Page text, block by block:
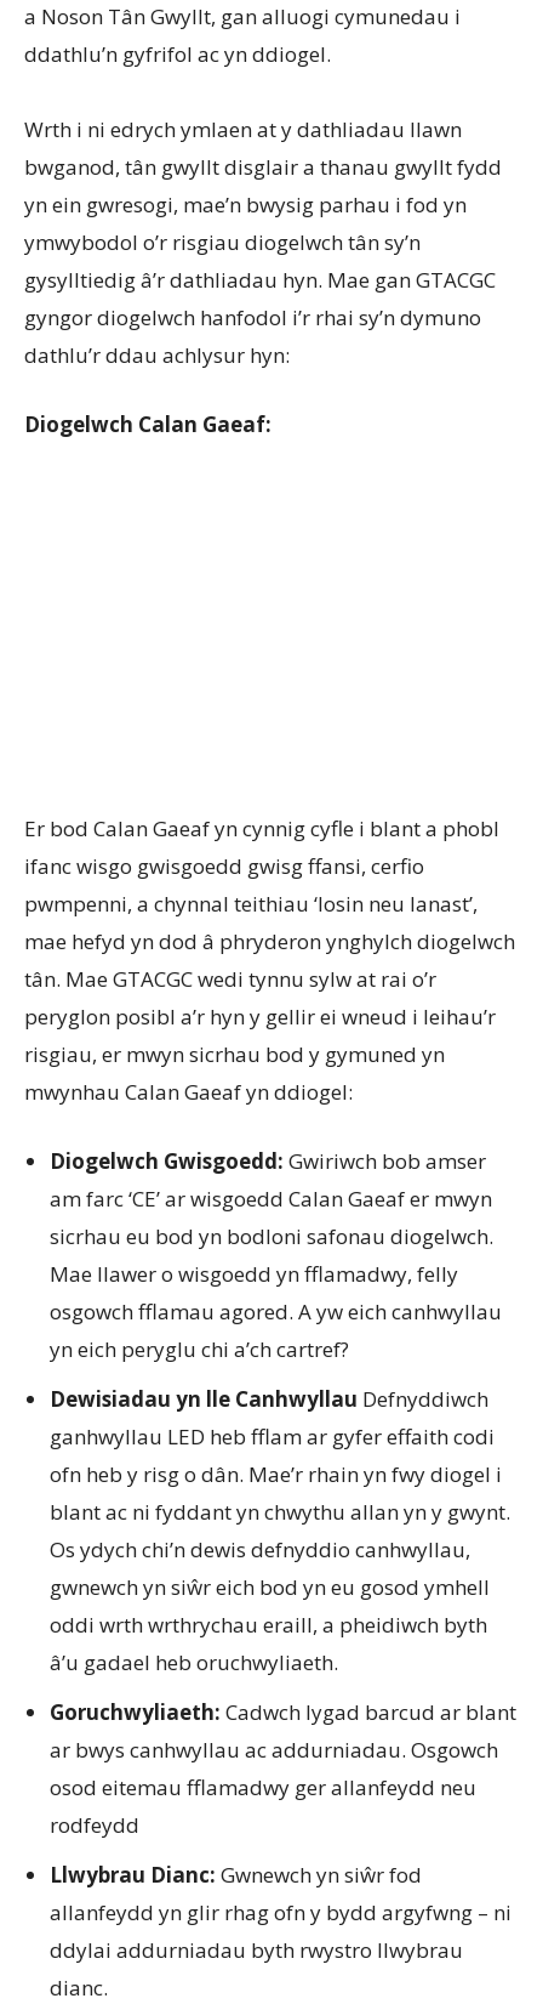
a Noson Tân Gwyllt, gan alluogi cymunedau i
ddathlu’n gyfrifol ac yn ddiogel.
Wrth i ni edrych ymlaen at y dathliadau llawn
bwganod, tân gwyllt disglair a thanau gwyllt fydd
yn ein gwresogi, mae’n bwysig parhau i fod yn
ymwybodol o’r risgiau diogelwch tân sy’n
gysylltiedig â’r dathliadau hyn. Mae gan GTACGC
gyngor diogelwch hanfodol i’r rhai sy’n dymuno
dathlu’r ddau achlysur hyn:
Diogelwch Calan Gaeaf:
Er bod Calan Gaeaf yn cynnig cyfle i blant a phobl
ifanc wisgo gwisgoedd gwisg ffansi, cerfio
pwmpenni, a chynnal teithiau ‘losin neu lanast’,
mae hefyd yn dod â phryderon ynghylch diogelwch
tân. Mae GTACGC wedi tynnu sylw at rai o’r
peryglon posibl a’r hyn y gellir ei wneud i leihau’r
risgiau, er mwyn sicrhau bod y gymuned yn
mwynhau Calan Gaeaf yn ddiogel:
Diogelwch Gwisgoedd: Gwiriwch bob amser
am farc ‘CE’ ar wisgoedd Calan Gaeaf er mwyn
sicrhau eu bod yn bodloni safonau diogelwch.
Mae llawer o wisgoedd yn fflamadwy, felly
osgowch fflamau agored. A yw eich canhwyllau
yn eich peryglu chi a’ch cartref?
Dewisiadau yn lle Canhwyllau Defnyddiwch
ganhwyllau LED heb fflam ar gyfer effaith codi
ofn heb y risg o dân. Mae’r rhain yn fwy diogel i
blant ac ni fyddant yn chwythu allan yn y gwynt.
Os ydych chi’n dewis defnyddio canhwyllau,
gwnewch yn siŵr eich bod yn eu gosod ymhell
oddi wrth wrthrychau eraill, a pheidiwch byth
â’u gadael heb oruchwyliaeth.
Goruchwyliaeth: Cadwch lygad barcud ar blant
ar bwys canhwyllau ac addurniadau. Osgowch
osod eitemau fflamadwy ger allanfeydd neu
rodfeydd
Llwybrau Dianc: Gwnewch yn siŵr fod
allanfeydd yn glir rhag ofn y bydd argyfwng – ni
ddylai addurniadau byth rwystro llwybrau
dianc.